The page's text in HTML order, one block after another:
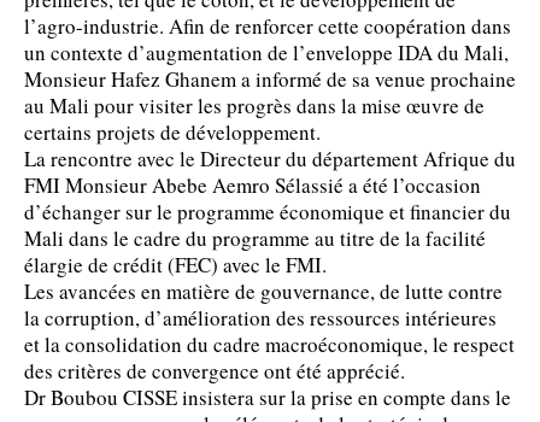
l’agro-industrie. Afin de renforcer cette coopération dans
un contexte d’augmentation de l’enveloppe IDA du Mali,
Monsieur Hafez Ghanem a informé de sa venue prochaine
au Mali pour visiter les progrès dans la mise œuvre de
certains projets de développement.
La rencontre avec le Directeur du département Afrique du
FMI Monsieur Abebe Aemro Sélassié a été l’occasion
d’échanger sur le programme économique et financier du
Mali dans le cadre du programme au titre de la facilité
élargie de crédit (FEC) avec le FMI.
Les avancées en matière de gouvernance, de lutte contre
la corruption, d’amélioration des ressources intérieures
et la consolidation du cadre macroéconomique, le respect
des critères de convergence ont été apprécié.
Dr Boubou CISSE insistera sur la prise en compte dans le